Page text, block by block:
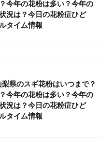
今年の花粉は多い？今年の
況は？今日の花粉症ひど
タイム情報
県のスギ花粉はいつまで？
今年の花粉は多い？今年の
況は？今日の花粉症ひど
タイム情報